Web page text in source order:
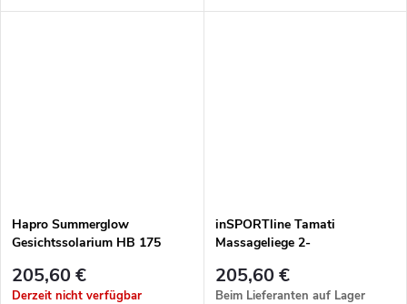
Körperstärkung nach Pilates-
die Gesundheit. Die Möglichkeit,
Hapro Summerglow
Gesichtssolarium HB 175
205,60 €
Derzeit nicht verfügbar
inSPORTline Tamati
Massageliege 2-
verschiedenen Farben
205,60 €
Beim Lieferanten auf Lager